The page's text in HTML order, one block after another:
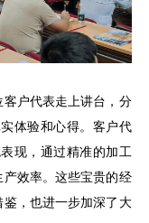
户代表走上讲台，分
体验和心得。客户代
现，通过精准的加工
效率。这些宝贵的经
，也进一步加深了大